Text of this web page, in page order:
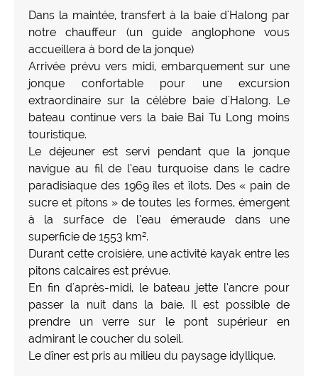
Dans la maintée, transfert à la baie d'Halong par
notre chauffeur (un guide anglophone vous
accueillera à bord de la jonque)
Arrivée prévu vers midi, embarquement sur une
jonque confortable pour une excursion
extraordinaire sur la célèbre baie d'Halong. Le
bateau continue vers la baie Bai Tu Long moins
touristique.
Le déjeuner est servi pendant que la jonque
navigue au fil de l’eau turquoise dans le cadre
paradisiaque des 1969 îles et îlots. Des « pain de
sucre et pitons » de toutes les formes, émergent
à la surface de l’eau émeraude dans une
superficie de 1553 km².
Durant cette croisière, une activité kayak entre les
pitons calcaires est prévue.
En fin d'après-midi, le bateau jette l’ancre pour
passer la nuit dans la baie. Il est possible de
prendre un verre sur le pont supérieur en
admirant le coucher du soleil.
Le dîner est pris au milieu du paysage idyllique.